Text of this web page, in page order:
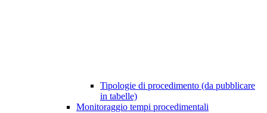
Tipologie di procedimento (da pubblicare
in tabelle)
Monitoraggio tempi procedimentali